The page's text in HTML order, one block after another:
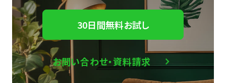
30日間無料お試し
お問い合わせ・資料請求